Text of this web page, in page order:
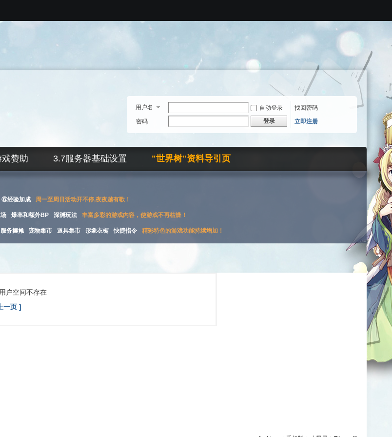
用户名 自动登录
找回密码
密码
登录 立即注册
戏赞助 3.7服务器基础设置 "世界树"资料导引页
⑥经验加成 周一至周日活动开不停,夜夜越有歌！
爆率和额外BP 深渊玩法 丰富多彩的游戏内容，使游戏不再枯燥！
服务摆摊 宠物集市 道具集市 形象衣橱 快捷指令 精彩特色的游戏功能持续增加！
户空间不存在
一页 ]